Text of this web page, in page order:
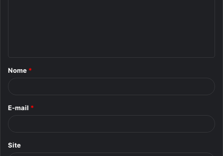
r
Nome *
E-mail *
Site